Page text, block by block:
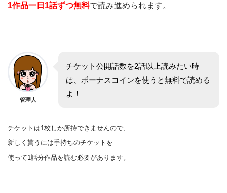
1作品一日1話ずつ無料で読み進められます。
管理人
チケット公開話数を2話以上読みたい時
は、ボーナスコインを使うと無料で読める
よ！
チケットは1枚しか所持できませんので、
新しく貰うには手持ちのチケットを
使って1話分作品を読む必要があります。